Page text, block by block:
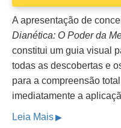
A apresentação de
Dianética: O Poder da
constitui um guia visual
todas as descobertas e
para a compreensão
imediatamente a
Leia Mais